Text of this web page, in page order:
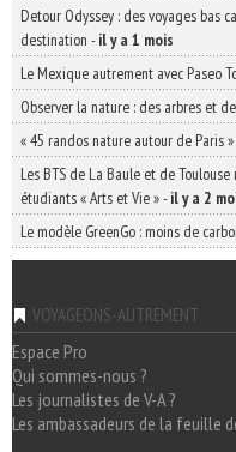
Detour Odyssey : des voyages bas
destination -il y a 1 mois
Le Mexique autrement avec Paseo
Observer la nature : des arbres et
« 45 randos nature autour de Paris
Les BTS de La Baule et de
étudiants « Arts et Vie »-il y a 2
Le modèle GreenGo : moins de
VOYAGEONS-AUTREMENT
Espace Pro
Qui sommes-nous ?
Les journalistes de V-A ?
Les ambassadeurs de la feuille